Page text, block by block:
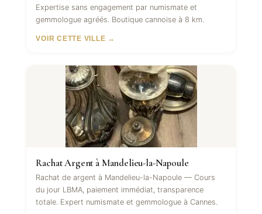
Expertise sans engagement par numismate et
gemmologue agréés. Boutique cannoise à 8 km.
VOIR CETTE VILLE →
Rachat Argent à Mandelieu-la-Napoule
Rachat de argent à Mandelieu-la-Napoule — Cours
du jour LBMA, paiement immédiat, transparence
totale. Expert numismate et gemmologue à Cannes.